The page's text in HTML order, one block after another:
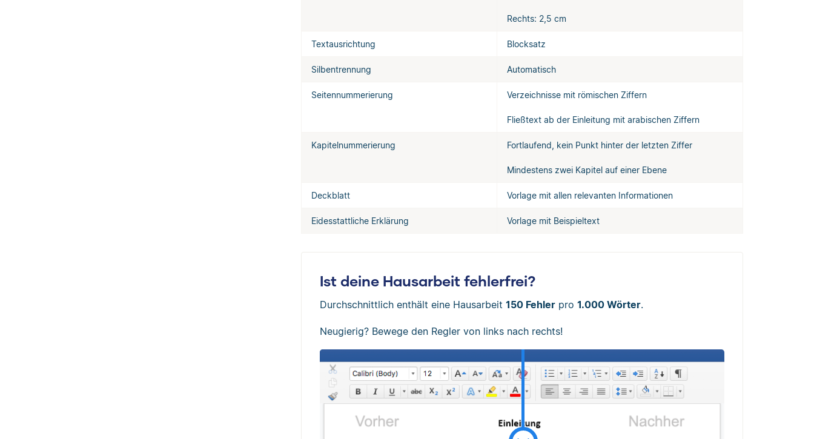
Rechts: 2,5 cm
Textausrichtung Blocksatz
Silbentrennung Automatisch
Seitennummerierung Verzeichnisse mit römischen Ziffern
Fließtext ab der Einleitung mit arabischen Ziffern
Kapitelnummerierung Fortlaufend, kein Punkt hinter der letzten Ziffer
Mindestens zwei Kapitel auf einer Ebene
Deckblatt Vorlage mit allen relevanten Informationen
Eidesstattliche Erklärung Vorlage mit Beispieltext
Ist deine Hausarbeit fehlerfrei?
Durchschnittlich enthält eine Hausarbeit 150 Fehler pro 1.000 Wörter.
Neugierig? Bewege den Regler von links nach rechts!